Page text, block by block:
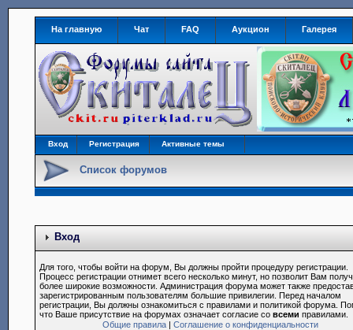
На главную Чат FAQ Аукцион Галерея
Вход Регистрация Активные темы
Список форумов
Вход
Для того, чтобы войти на форум, Вы должны пройти процедуру регистрации.
Процесс регистрации отнимет всего несколько минут, но позволит Вам
более широкие возможности. Администрация форума может также
зарегистрированным пользователям большие привилегии. Перед началом
регистрации, Вы должны ознакомиться с правилами и политикой форума.
что Ваше присутствие на форумах означает согласие совсеми правилами.
Общие правила |Соглашение о конфиденциальности